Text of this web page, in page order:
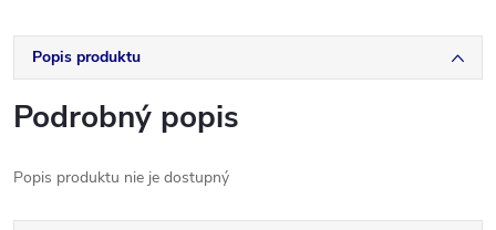
Popis produktu
Podrobný popis
Popis produktu nie je dostupný